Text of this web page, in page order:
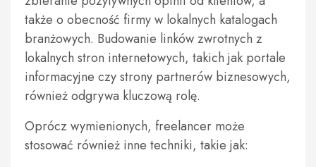
także o obecność firmy w lokalnych katalogach
branżowych. Budowanie linków zwrotnych z
lokalnych stron internetowych, takich jak portale
informacyjne czy strony partnerów biznesowych,
również odgrywa kluczową rolę.
Oprócz wymienionych, freelancer może
stosować również inne techniki, takie jak: